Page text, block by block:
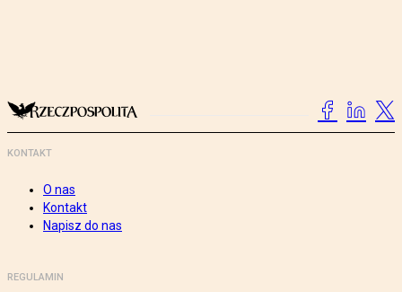
KONTAKT
O nas
Kontakt
Napisz do nas
REGULAMIN